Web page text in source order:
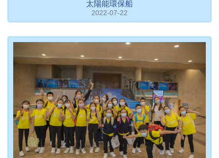
太陽能環保船
2022-07-22